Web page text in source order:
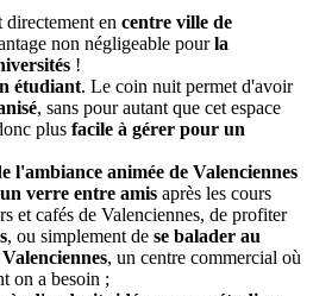
en centre ville de
non négligeable pourla
!
étudiant. Le coin nuit permet d'avoir
, sans pour autant que cet espace
plus facile à gérer pour un
l'ambiance animée de Valenciennes
verre entre amis après les cours
et cafés de Valenciennes, de profiter
, ou simplement de se balader au
, un centre commercial où
on a besoin ;